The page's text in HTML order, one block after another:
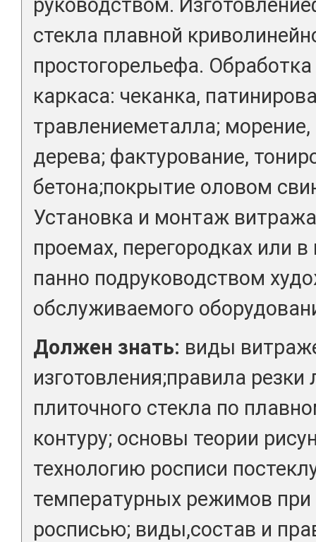
руководством.
стекла плавной
простогорельефа.
каркаса: чеканка,
травлениеметалла;
дерева; фактурование,
бетона;покрытие оловом
Установка и монтаж
проемах, перегородках или
панно подруководством
обслуживаемого
Должен знать: виды
изготовления;правила резки
плиточного стекла по
контуру; основы теории
технологию росписи
температурных режимов при
росписью; виды,состав и